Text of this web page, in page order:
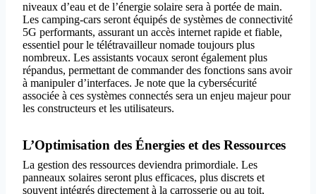
niveaux d’eau et de l’énergie solaire sera à portée de main.
Les camping-cars seront équipés de systèmes de connectivité
5G performants, assurant un accès internet rapide et fiable,
essentiel pour le télétravailleur nomade toujours plus
nombreux. Les assistants vocaux seront également plus
répandus, permettant de commander des fonctions sans avoir
à manipuler d’interfaces. Je note que la cybersécurité
associée à ces systèmes connectés sera un enjeu majeur pour
les constructeurs et les utilisateurs.
L’Optimisation des Énergies et des Ressources
La gestion des ressources deviendra primordiale. Les
panneaux solaires seront plus efficaces, plus discrets et
souvent intégrés directement à la carrosserie ou au toit,